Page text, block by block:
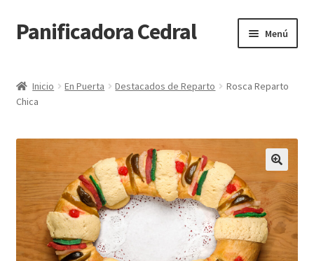
Ir
a
navegación
Ir
al
Panificadora Cedral Menú
Carrito
Finalizar compra
Maite POS
Mi cuenta
Reparto
Inicio En Puerta Destacados de Reparto
Rosca Reparto
Chica